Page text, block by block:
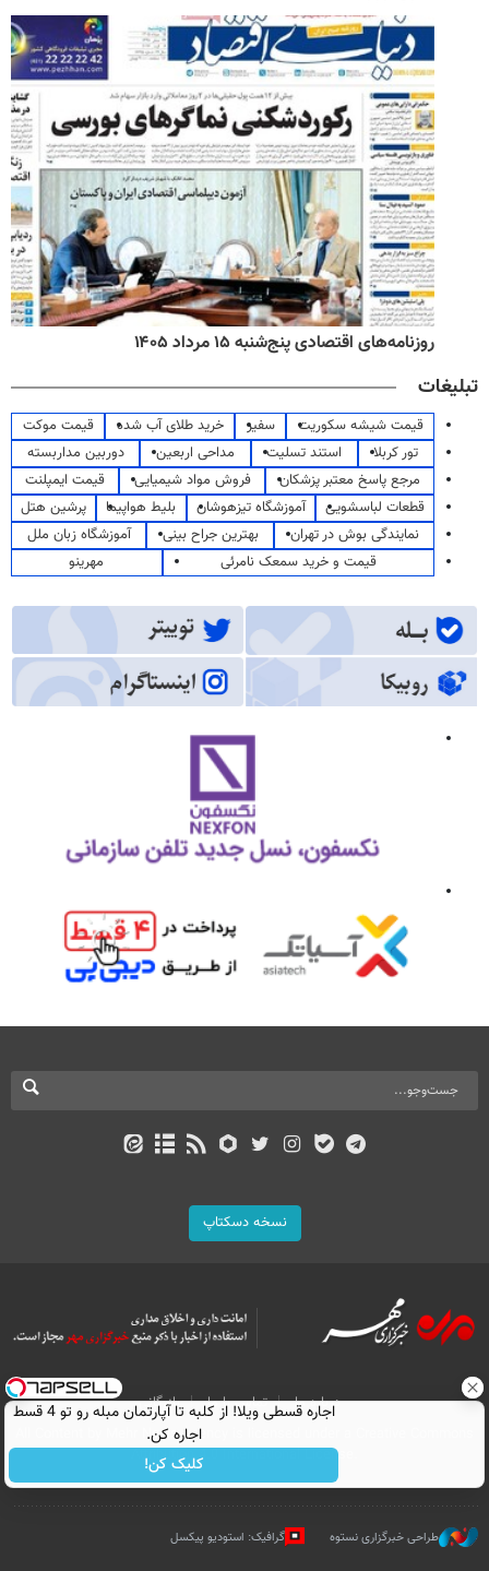
روزنامه‌های اقتصادی پنج‌شنبه ۱۵ مرداد ۱۴۰۵
تبلیغات
قیمت شیشه سکوریت سفیر خرید طلای آب شده
قیمت موکت
تور کربلا
استند تسلیت مداحی اربعین
دوربین مداربسته
مرجع پاسخ معتبر پزشکان
فروش مواد شیمیایی
قیمت ایمپلنت
قطعات لباسشویی
آموزشگاه تیزهوشان بلیط هواپیما
پرشین هتل
نمایندگی بوش در تهران
بهترین جراح بینی
آموزشگاه زبان ملل
قیمت و خرید سمعک نامرئی
مهرینو
نسخه دسکتاپ
درباره ما تماس با ما
بازرگانی
All Content by Mehr News Agency is licensed under a Creative Commons
Attribution 4.0 International License.
طراحی خبرگزاری نستوه گرافیک: استودیو پیکسل
اجاره‌ قسطی ویلا! از کلبه تا آپارتمان مبله رو تو 4 قسط
اجاره کن.
کلیک کن!